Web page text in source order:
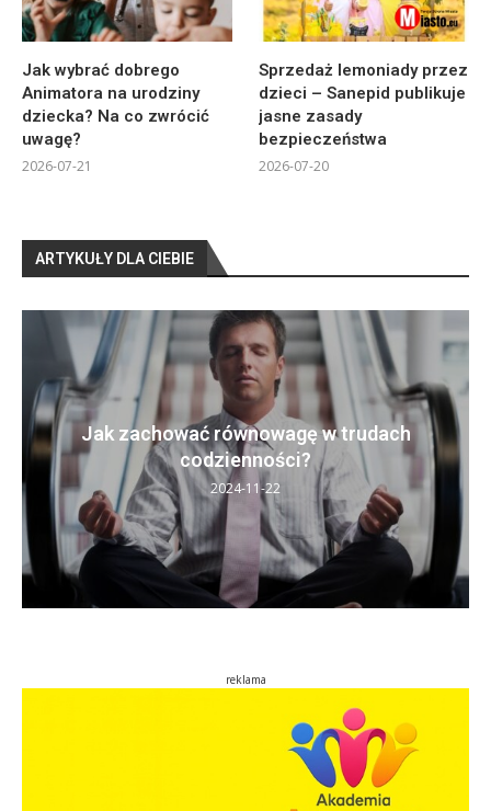
Jak wybrać dobrego
Animatora na urodziny
dziecka? Na co zwrócić
uwagę?
2026-07-21
Sprzedaż lemoniady przez
dzieci – Sanepid publikuje
jasne zasady
bezpieczeństwa
2026-07-20
ARTYKUŁY DLA CIEBIE
Jak zachować równowagę w trudach
codzienności?
2024-11-22
reklama